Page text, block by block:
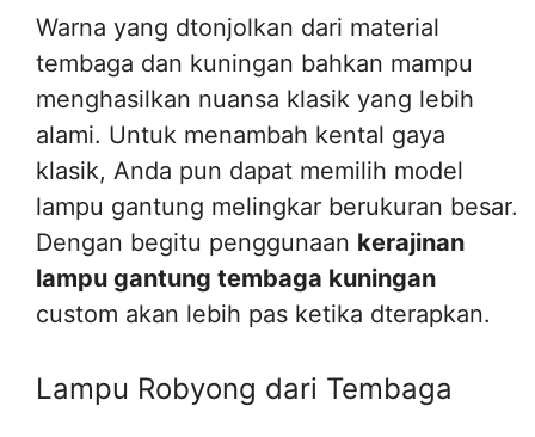
Warna yang dtonjolkan dari material
tembaga dan kuningan bahkan mampu
menghasilkan nuansa klasik yang lebih
alami. Untuk menambah kental gaya
klasik, Anda pun dapat memilih model
lampu gantung melingkar berukuran besar.
Dengan begitu penggunaan kerajinan
lampu gantung tembaga kuningan
custom akan lebih pas ketika dterapkan.
Lampu Robyong dari Tembaga